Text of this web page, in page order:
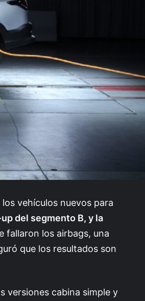
vehículos nuevos para
del segmento B, y la
fallaron los airbags, una
que los resultados son
versiones cabina simple y